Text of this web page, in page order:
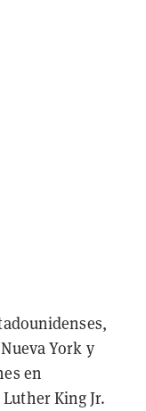
York y
en
King Jr.